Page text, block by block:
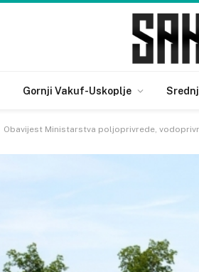
Gornji Vakuf-Uskoplje
Obavijest Ministarstva poljoprivrede,